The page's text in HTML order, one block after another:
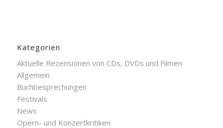
Kategorien
Aktuelle Rezensionen von CDs, DVDs und Filmen
Allgemein
Buchbesprechungen
Festivals
News
Opern- und Konzertkritiken